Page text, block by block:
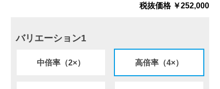
税抜価格 ￥252,000
バリエーション1
中倍率（2×） 高倍率（4×）